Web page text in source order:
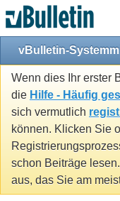
vBulletin-
Wenn dies Ihr erster
die Hilfe - Häufig
sich vermutlich
können. Klicken Sie
schon Beiträge
aus, das Sie am